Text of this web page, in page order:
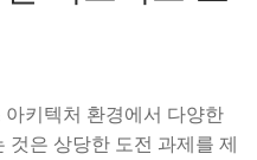
키텍처 환경에서 다양한
은 상당한 도전 과제를 제